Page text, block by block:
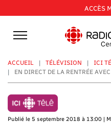
au
contenu
principal
ACCÈS
ACCUEIL TÉLÉVISION
ICI
EN DIRECT DE LA RENTRÉE
Publié le 5 septembre 2018 à 13:00 |